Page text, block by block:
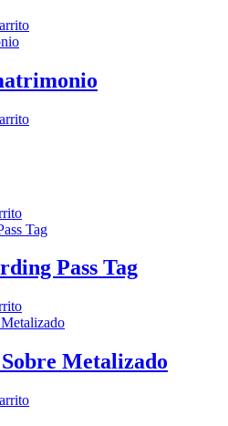
Pass Tag
Metalizado